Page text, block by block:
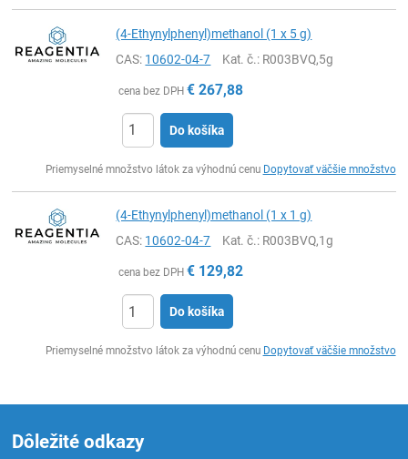
(4-Ethynylphenyl)methanol (1 x 5 g)
CAS: 10602-04-7 Kat. č.: R003BVQ,5g
cena bez DPH € 267,88
Do košíka
Priemyselné množstvo látok za výhodnú cenu Dopytovať väčšie množstvo
(4-Ethynylphenyl)methanol (1 x 1 g)
CAS: 10602-04-7 Kat. č.: R003BVQ,1g
cena bez DPH € 129,82
Do košíka
Priemyselné množstvo látok za výhodnú cenu Dopytovať väčšie množstvo
Dôležité odkazy